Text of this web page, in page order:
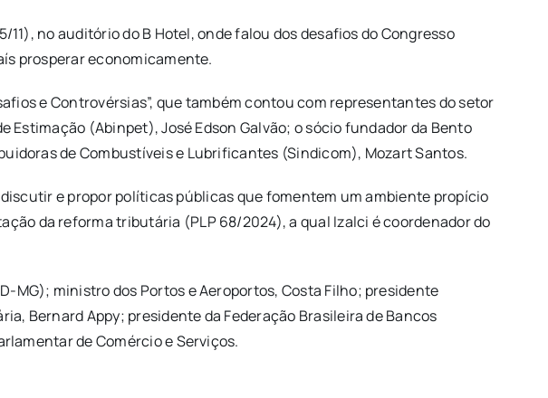
no auditório do B Hotel, onde falou dos desafios do Congresso
prosperar economicamente.
e Controvérsias”, que também contou com representantes do setor
(Abinpet), José Edson Galvão; o sócio fundador da Bento
de Combustíveis e Lubrificantes (Sindicom), Mozart Santos.
e propor políticas públicas que fomentem um ambiente propício
da reforma tributária (PLP 68/2024), a qual Izalci é coordenador do
MG); ministro dos Portos e Aeroportos, Costa Filho; presidente
Bernard Appy; presidente da Federação Brasileira de Bancos
de Comércio e Serviços.